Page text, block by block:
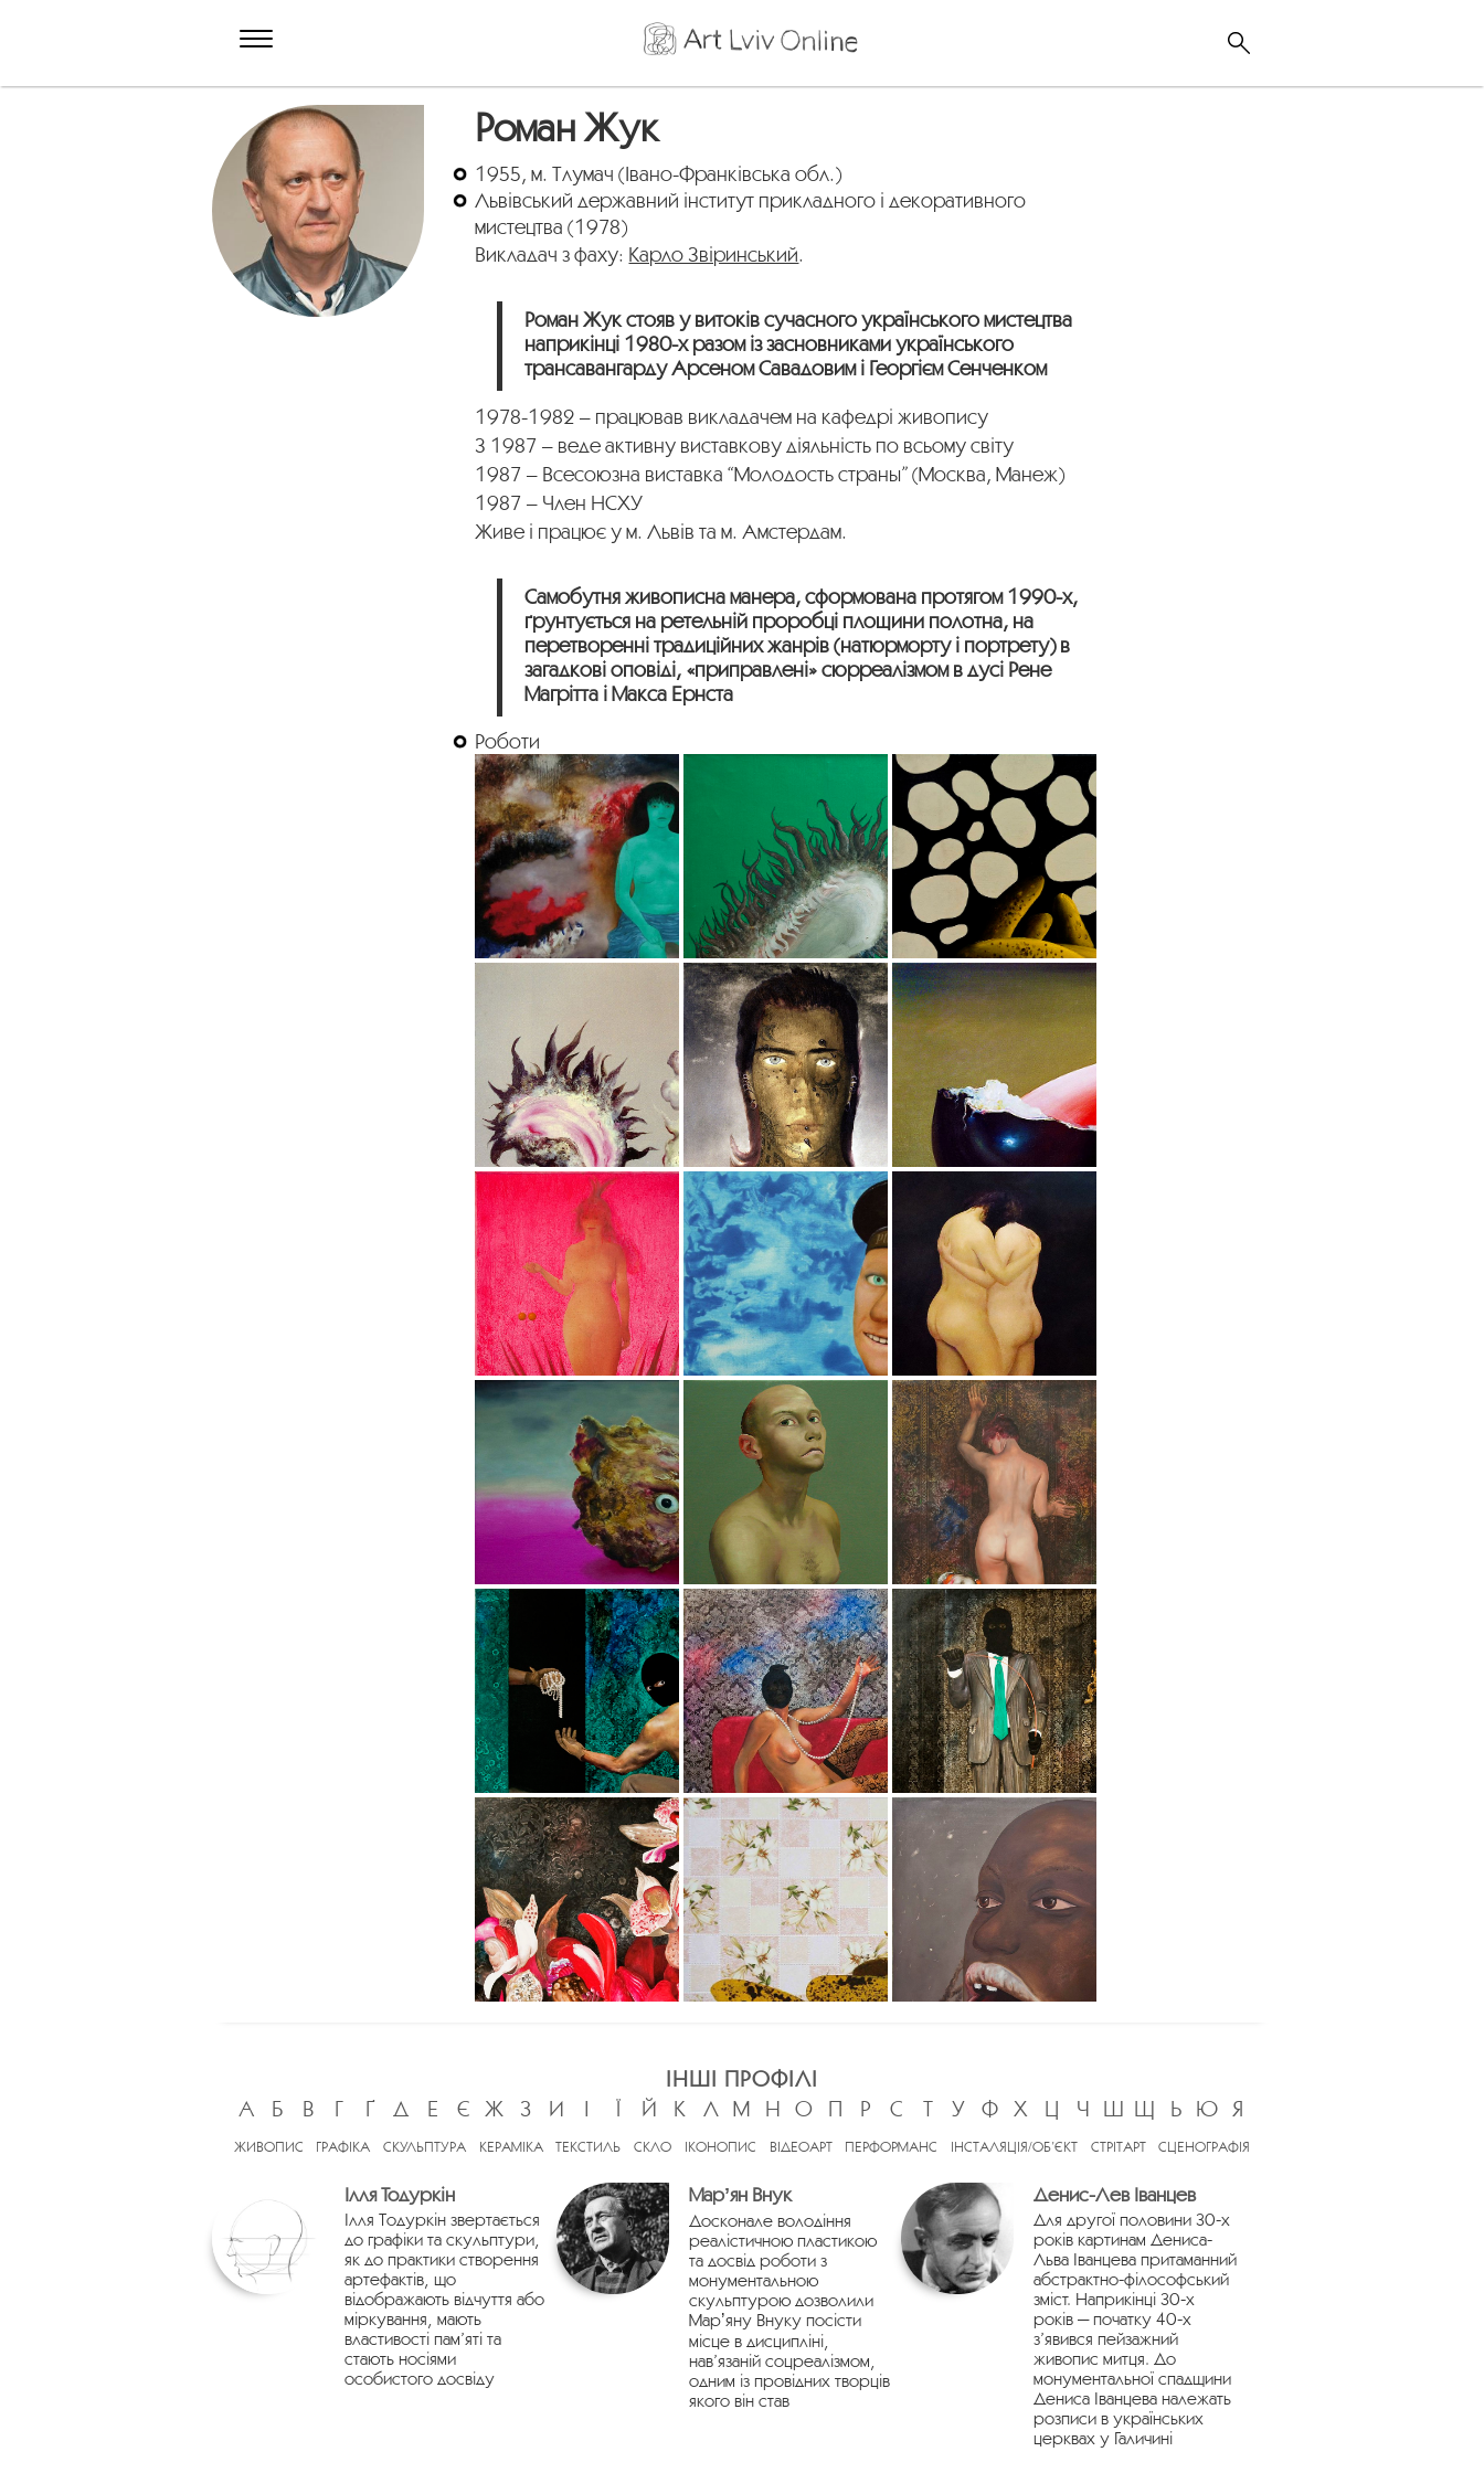
Роман Жук
1955, м. Тлумач (Івано-Франківська обл.)
Львівський державний інститут прикладного і декоративного
мистецтва (1978)
Викладач з фаху: Карло Звіринський.
Роман Жук стояв у витоків сучасного українського мистецтва
наприкінці 1980-х разом із засновниками українського
трансавангарду Арсеном Савадовим і Георгієм Сенченком
1978-1982 – працював викладачем на кафедрі живопису
З 1987 – веде активну виставкову діяльність по всьому світу
1987 – Всесоюзна виставка “Молодость страны” (Москва, Манеж)
1987 – Член НСХУ
Живе і працює у м. Львів та м. Амстердам.
Самобутня живописна манера, сформована протягом 1990-х,
ґрунтується на ретельній проробці площини полотна, на
перетворенні традиційних жанрів (натюрморту і портрету) в
загадкові оповіді, «приправлені» сюрреалізмом в дусі Рене
Магрітта і Макса Ернста
Роботи
ІНШІ ПРОФІЛІ
А
Б В Г Ґ Д Е Є Ж З И І Ї Й К Л М Н О П Р С Т У Ф Х Ц Ч Ш Щ Ь Ю Я
ЖИВОПИС ГРАФІКА СКУЛЬПТУРА КЕРАМІКА ТЕКСТИЛЬ СКЛО ІКОНОПИС ВІДЕОАРТ ПЕРФОРМАНС ІНСТАЛЯЦІЯ/ОБ’ЄКТ СТРІТАРТ СЦЕНОГРАФІЯ
Ілля Тодуркін
Ілля Тодуркін звертається
до графіки та скульптури,
як до практики створення
артефактів, що
відображають відчуття або
міркування, мають
властивості пам’яті та
стають носіями
особистого досвіду
Марʼян Внук
Досконале володіння
реалістичною пластикою
та досвід роботи з
монументальною
скульптурою дозволили
Марʼяну Внуку посісти
місце в дисципліні,
нав’язаній соцреалізмом,
одним із провідних творців
якого він став
Денис-Лев Іванцев
Для другої половини 30-х
років картинам Дениса-
Льва Іванцева притаманний
абстрактно-філософський
зміст. Наприкінці 30-х
років — початку 40-х
з’явився пейзажний
живопис митця. До
монументальної спадщини
Дениса Іванцева належать
розписи в українських
церквах у Галичині